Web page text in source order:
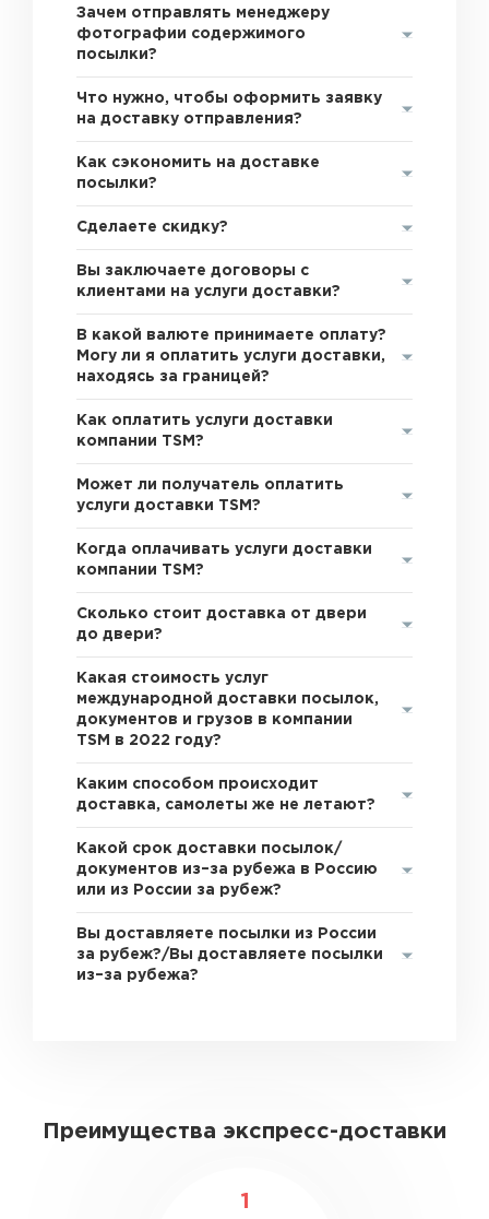
Зачем отправлять менеджеру
фотографии содержимого
посылки?
Что нужно, чтобы оформить заявку
на доставку отправления?
Как сэкономить на доставке
посылки?
Сделаете скидку?
Вы заключаете договоры с
клиентами на услуги доставки?
В какой валюте принимаете оплату?
Могу ли я оплатить услуги доставки,
находясь за границей?
Как оплатить услуги доставки
компании TSM?
Может ли получатель оплатить
услуги доставки TSM?
Когда оплачивать услуги доставки
компании TSM?
Сколько стоит доставка от двери
до двери?
Какая стоимость услуг
международной доставки посылок,
документов и грузов в компании
TSM в 2022 году?
Каким способом происходит
доставка, самолеты же не летают?
Какой срок доставки посылок/
документов из–за рубежа в Россию
или из России за рубеж?
Вы доставляете посылки из России
за рубеж?/Вы доставляете посылки
из–за рубежа?
Преимущества экспресс-доставки
1